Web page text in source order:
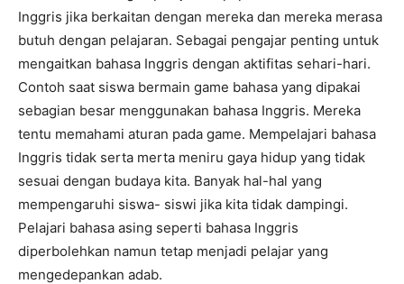
Inggris jika berkaitan dengan mereka dan mereka merasa
butuh dengan pelajaran. Sebagai pengajar penting untuk
mengaitkan bahasa Inggris dengan aktifitas sehari-hari.
Contoh saat siswa bermain game bahasa yang dipakai
sebagian besar menggunakan bahasa Inggris. Mereka
tentu memahami aturan pada game. Mempelajari bahasa
Inggris tidak serta merta meniru gaya hidup yang tidak
sesuai dengan budaya kita. Banyak hal-hal yang
mempengaruhi siswa- siswi jika kita tidak dampingi.
Pelajari bahasa asing seperti bahasa Inggris
diperbolehkan namun tetap menjadi pelajar yang
mengedepankan adab.